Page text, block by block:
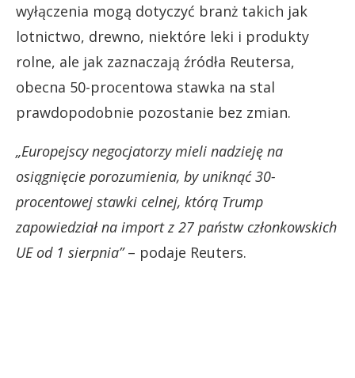
wyłączenia mogą dotyczyć branż takich jak
lotnictwo, drewno, niektóre leki i produkty
rolne, ale jak zaznaczają źródła Reutersa,
obecna 50-procentowa stawka na stal
prawdopodobnie pozostanie bez zmian.
„Europejscy negocjatorzy mieli nadzieję na
osiągnięcie porozumienia, by uniknąć 30-
procentowej stawki celnej, którą Trump
zapowiedział na import z 27 państw członkowskich
UE od 1 sierpnia”– podaje Reuters.